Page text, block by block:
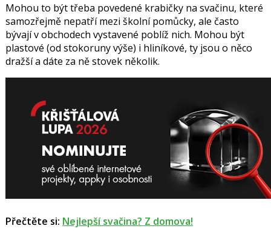
Mohou to být třeba povedené krabičky na svačinu, které
samozřejmě nepatří mezi školní pomůcky, ale často
bývají v obchodech vystavené poblíž nich. Mohou být
plastové (od stokoruny výše) i hliníkové, ty jsou o něco
dražší a dáte za ně stovek několik.
Přečtěte si: Nejlepší svačina? Z domova!